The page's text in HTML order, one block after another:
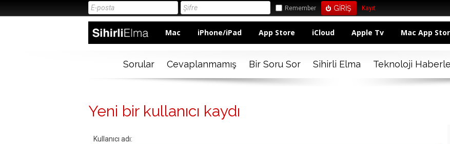
Remember Kayıt
Mac iPhone/iPad App Store iCloud Apple Tv Mac App
Sorular Cevaplanmamış Bir Soru Sor Sihirli Elma Teknoloji
Yeni bir kullanıcı kaydı
Kullanıcı adı: